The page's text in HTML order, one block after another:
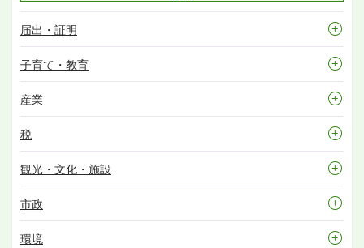
届出・証明
子育て・教育
産業
税
観光・文化・施設
市政
環境